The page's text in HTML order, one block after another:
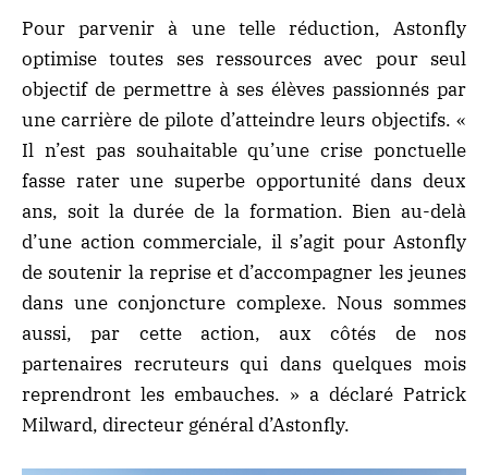
Pour parvenir à une telle réduction, Astonfly
optimise toutes ses ressources avec pour seul
objectif de permettre à ses élèves passionnés par
une carrière de pilote d’atteindre leurs objectifs. «
Il n’est pas souhaitable qu’une crise ponctuelle
fasse rater une superbe opportunité dans deux
ans, soit la durée de la formation. Bien au-delà
d’une action commerciale, il s’agit pour Astonfly
de soutenir la reprise et d’accompagner les jeunes
dans une conjoncture complexe. Nous sommes
aussi, par cette action, aux côtés de nos
partenaires recruteurs qui dans quelques mois
reprendront les embauches. » a déclaré Patrick
Milward, directeur général d’Astonfly.